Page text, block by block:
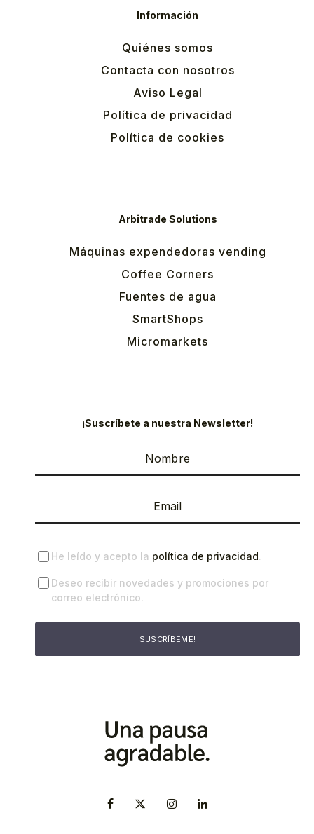
Información
Quiénes somos
Contacta con nosotros
Aviso Legal
Política de privacidad
Política de cookies
Arbitrade Solutions
Máquinas expendedoras vending
Coffee Corners
Fuentes de agua
SmartShops
Micromarkets
¡Suscríbete a nuestra Newsletter!
He leído y acepto la política de privacidad.
Deseo recibir novedades y promociones por
correo electrónico.